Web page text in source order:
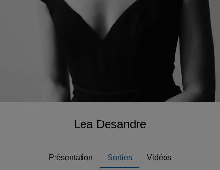
Lea Desandre
Présentation Sorties Vidéos